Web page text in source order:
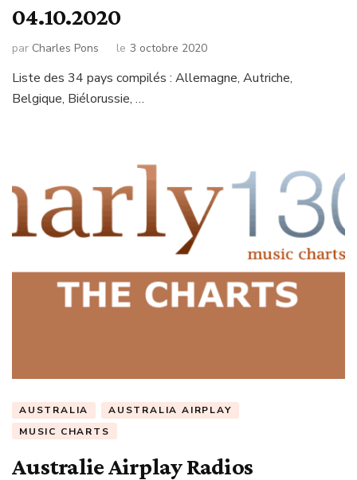
04.10.2020
par Charles Pons le 3 octobre 2020
Liste des 34 pays compilés : Allemagne, Autriche,
Belgique, Biélorussie, …
AUSTRALIA
AUSTRALIA AIRPLAY
MUSIC CHARTS
Australie Airplay Radios